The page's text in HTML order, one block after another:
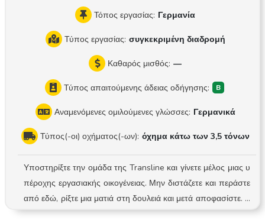
Τόπος εργασίας: Γερμανία
Τύπος εργασίας: συγκεκριμένη διαδρομή
Καθαρός μισθός: —
Τύπος απαιτούμενης άδειας οδήγησης:
Αναμενόμενες ομιλούμενες γλώσσες: Γερμανικά
Τύπος(-οι) οχήματος(-ων): όχημα κάτω των 3,5 τόνων
Υποστηρίξτε την ομάδα της Transline και γίνετε μέλος μιας υ
πέροχης εργασιακής οικογένειας. Μην διστάζετε και περάστε
από εδώ, ρίξτε μια ματιά στη δουλειά και μετά αποφασίστε. Τ
α καθήκοντά σας Προετοιμασία και προγραμματισμός των δι